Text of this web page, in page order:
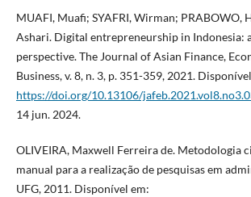
MUAFI, Muafi; SYAFRI, Wirman; PRABOWO,
Ashari. Digital entrepreneurship in Indonesia:
perspective. The Journal of Asian Finance,
Business, v. 8, n. 3, p. 351-359, 2021.
https://doi.org/10.13106/
14 jun. 2024.
OLIVEIRA, Maxwell Ferreira de. Metodologia
manual para a realização de pesquisas em
UFG, 2011. Disponível em: